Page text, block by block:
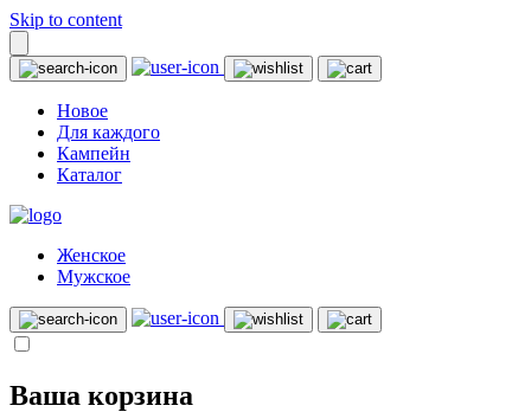
Skip to content
Новое
Для каждого
Кампейн
Каталог
Женское
Мужское
Ваша корзина